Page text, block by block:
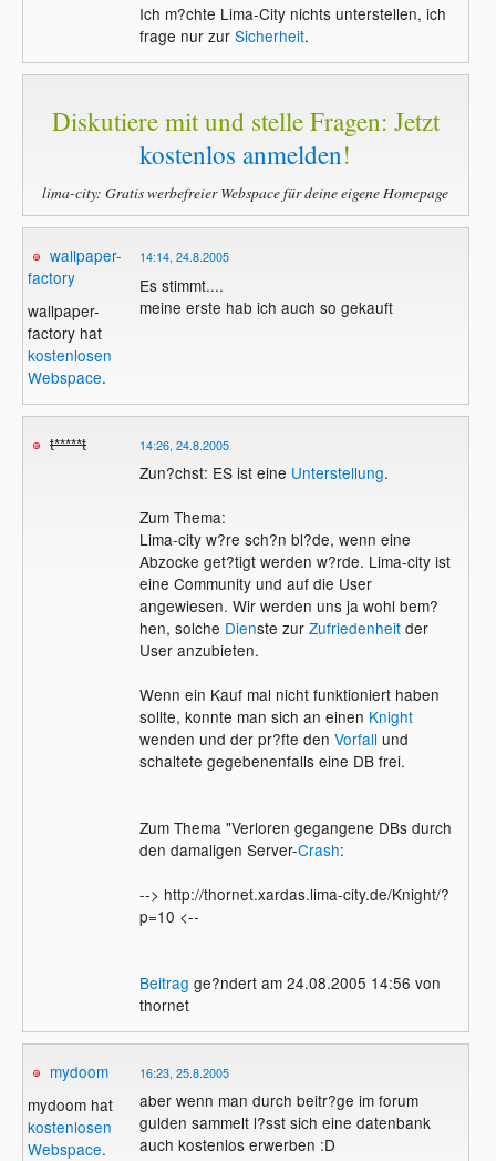
Ich m?chte Lima-City nichts unterstellen, ich
frage nur zur Sicherheit.
Diskutiere mit und stelle Fragen: Jetzt
kostenlos anmelden!
lima-city: Gratis werbefreier Webspace für deine eigene Homepage
wallpaper-
factory
wallpaper-
factory hat
kostenlosen
Webspace.
14:14, 24.8.2005
Es stimmt....
meine erste hab ich auch so gekauft
t*****t 14:26, 24.8.2005
Zun?chst: ES ist eine Unterstellung.
Zum Thema:
Lima-city w?re sch?n bl?de, wenn eine
Abzocke get?tigt werden w?rde. Lima-city ist
eine Community und auf die User
angewiesen. Wir werden uns ja wohl bem?
hen, solche Dienste zur Zufriedenheitder
User anzubieten.
Wenn ein Kauf mal nicht funktioniert haben
sollte, konnte man sich an einen Knight
wenden und der pr?fte den Vorfall und
schaltete gegebenenfalls eine DB frei.
Zum Thema "Verloren gegangene DBs durch
den damaligen Server-Crash:
--> http://thornet.xardas.lima-city.de/Knight/?
p=10 <--
Beitrag ge?ndert am 24.08.2005 14:56 von
thornet
mydoom
mydoom hat
kostenlosen
Webspace.
16:23, 25.8.2005
aber wenn man durch beitr?ge im forum
gulden sammelt l?sst sich eine datenbank
auch kostenlos erwerben :D